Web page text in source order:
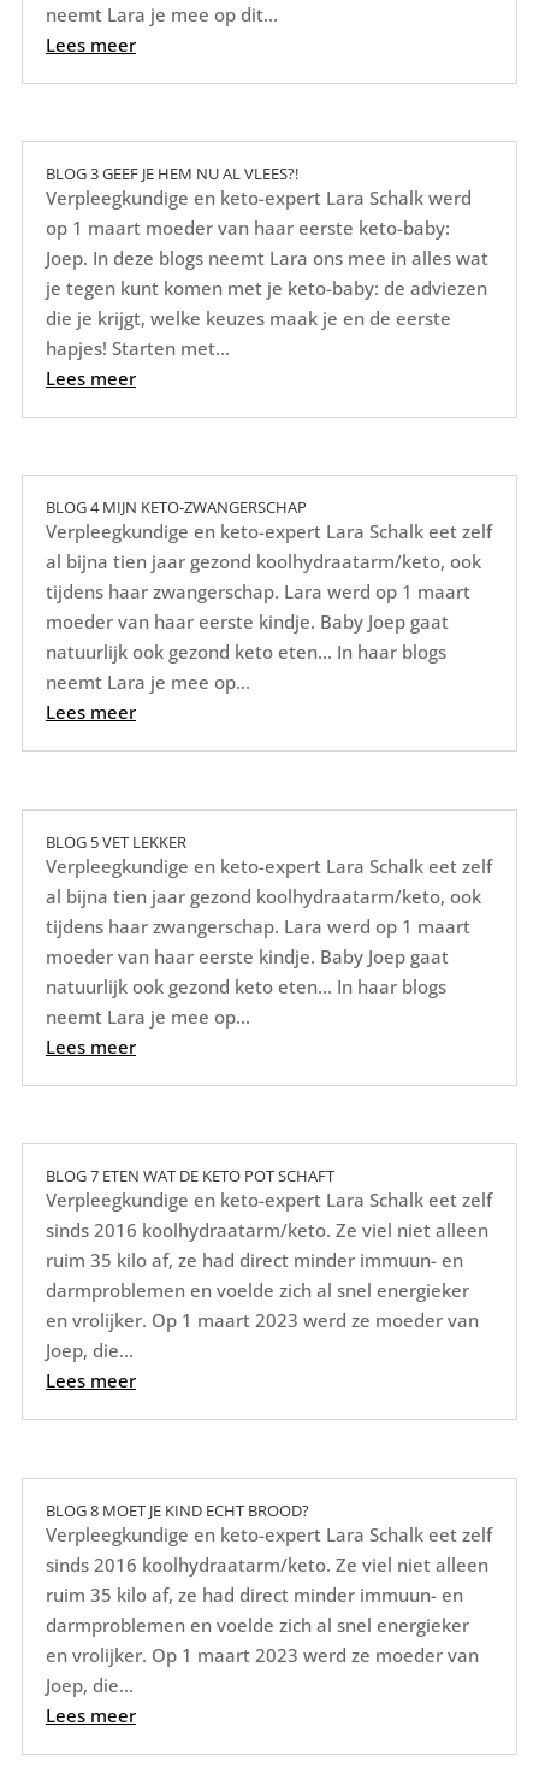
neemt Lara je mee op dit...
Lees meer
BLOG 3 GEEF JE HEM NU AL VLEES?!
Verpleegkundige en keto-expert Lara Schalk werd
op 1 maart moeder van haar eerste keto-baby:
Joep. In deze blogs neemt Lara ons mee in alles wat
je tegen kunt komen met je keto-baby: de adviezen
die je krijgt, welke keuzes maak je en de eerste
hapjes! Starten met...
Lees meer
BLOG 4 MIJN KETO-ZWANGERSCHAP
Verpleegkundige en keto-expert Lara Schalk eet zelf
al bijna tien jaar gezond koolhydraatarm/keto, ook
tijdens haar zwangerschap. Lara werd op 1 maart
moeder van haar eerste kindje. Baby Joep gaat
natuurlijk ook gezond keto eten... In haar blogs
neemt Lara je mee op...
Lees meer
BLOG 5 VET LEKKER
Verpleegkundige en keto-expert Lara Schalk eet zelf
al bijna tien jaar gezond koolhydraatarm/keto, ook
tijdens haar zwangerschap. Lara werd op 1 maart
moeder van haar eerste kindje. Baby Joep gaat
natuurlijk ook gezond keto eten... In haar blogs
neemt Lara je mee op...
Lees meer
BLOG 7 ETEN WAT DE KETO POT SCHAFT
Verpleegkundige en keto-expert Lara Schalk eet zelf
sinds 2016 koolhydraatarm/keto. Ze viel niet alleen
ruim 35 kilo af, ze had direct minder immuun- en
darmproblemen en voelde zich al snel energieker
en vrolijker. Op 1 maart 2023 werd ze moeder van
Joep, die...
Lees meer
BLOG 8 MOET JE KIND ECHT BROOD?
Verpleegkundige en keto-expert Lara Schalk eet zelf
sinds 2016 koolhydraatarm/keto. Ze viel niet alleen
ruim 35 kilo af, ze had direct minder immuun- en
darmproblemen en voelde zich al snel energieker
en vrolijker. Op 1 maart 2023 werd ze moeder van
Joep, die...
Lees meer